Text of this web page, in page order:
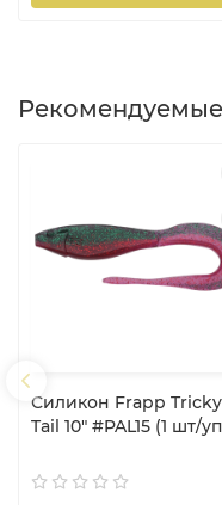
Силикон Frapp Tricky
Tail 10" #PAL15 (1 шт/